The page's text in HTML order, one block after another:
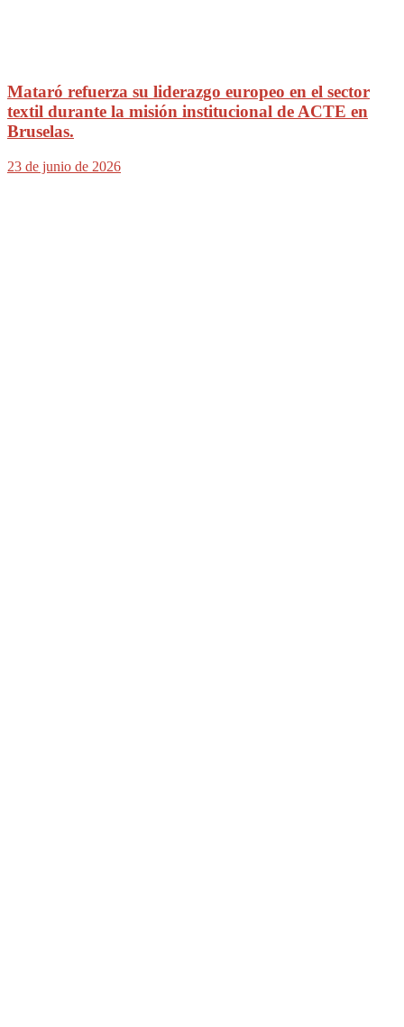
Mataró refuerza su liderazgo europeo en el sector
textil durante la misión institucional de ACTE en
Bruselas.
23 de junio de 2026